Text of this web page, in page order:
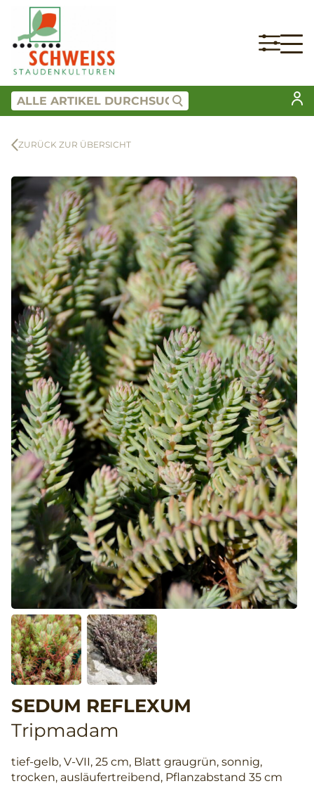
ZURÜCK ZUR ÜBERSICHT
SEDUM REFLEXUM
Tripmadam
tief-gelb, V-VII, 25 cm, Blatt graugrün, sonnig,
trocken, ausläufertreibend, Pflanzabstand 35 cm